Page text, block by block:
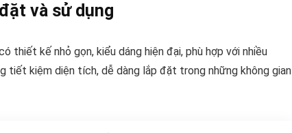
và sử dụng
thiết kế nhỏ gọn, kiểu dáng hiện đại, phù hợp với nhiều
tiết kiệm diện tích, dễ dàng lắp đặt trong những không gian